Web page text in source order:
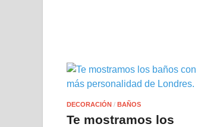
DECORACIÓN / BAÑOS
Te mostramos los